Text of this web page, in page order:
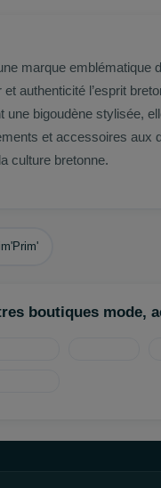
marque emblématique
authenticité l’esprit
une bigoudène stylisée,
et accessoires aux
culture bretonne.
boutiques mode,